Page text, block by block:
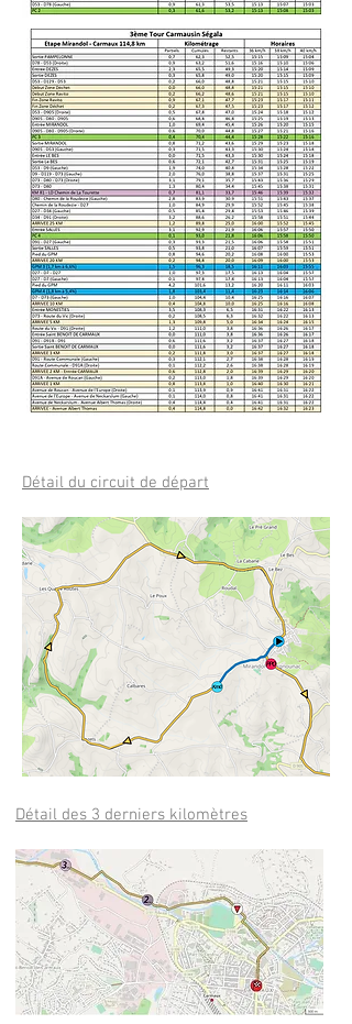
Détail du circuit de départ
Détail des 3 derniers kilomètres